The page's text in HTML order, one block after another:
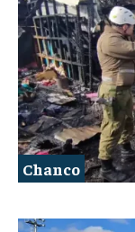
Chanco